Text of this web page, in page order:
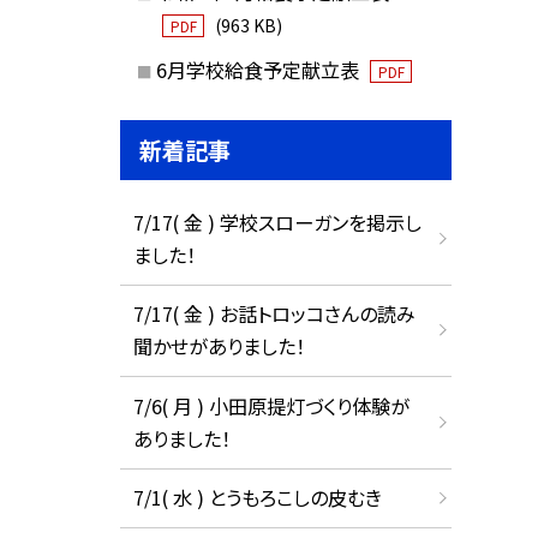
PDF (963 KB)
6月学校給食予定献立表 PDF
新着記事
7/17( 金 ) 学校スローガンを掲示し
ました！
7/17( 金 ) お話トロッコさんの読み
聞かせがありました！
7/6( 月 ) 小田原提灯づくり体験が
ありました！
7/1( 水 ) とうもろこしの皮むき